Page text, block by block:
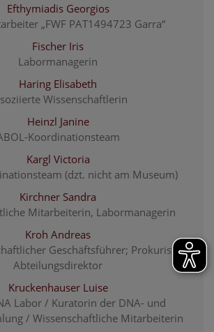
Efthymiadis Georgios
„FWF PAT1494723 Garra“
Fischer Iris
Labormanagerin
Haring Elisabeth
Wissenschaftlerin
Heinzl Janine
Koordinationsteam
Kargl Victoria
(dzt. nicht am Museum)
Kirchner Sandra
Mitarbeiterin, Labormanagerin
Kroh Andreas
Geschäftsführer; Prokurist;
Abteilungsdirektor
Kruckenhauser Luise
Labor / Kuratorin der DNA- und
/ Wissenschaftliche Mitarbeiterin